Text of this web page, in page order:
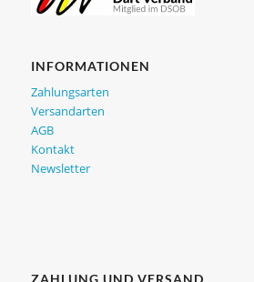
INFORMATIONEN
Zahlungsarten
Versandarten
AGB
Kontakt
Newsletter
ZAHLUNG UND VERSAND